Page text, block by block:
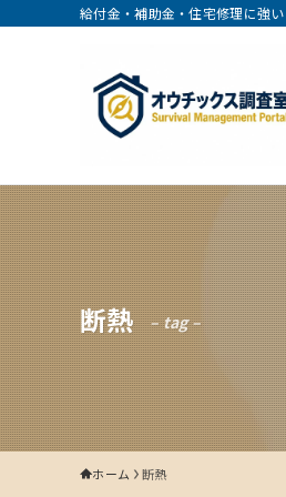
給付金・補助金・住宅修理に強
断熱 – tag –
ホーム 断熱